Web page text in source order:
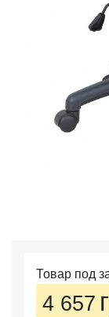
Товар под
4 657